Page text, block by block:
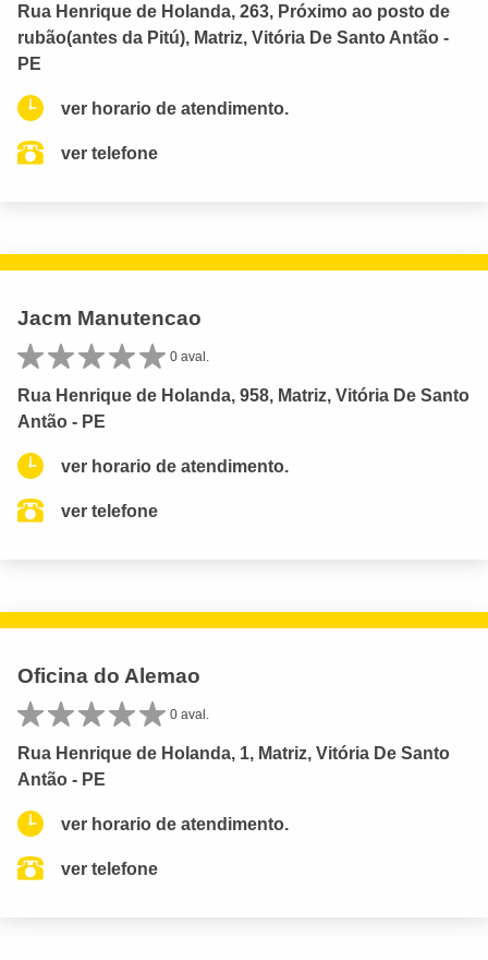
Rua Henrique de Holanda, 263, Próximo ao posto de
rubão(antes da Pitú), Matriz, Vitória De Santo Antão -
PE
ver horario de atendimento.
ver telefone
Jacm Manutencao
0 aval.
Rua Henrique de Holanda, 958, Matriz, Vitória De Santo
Antão - PE
ver horario de atendimento.
ver telefone
Oficina do Alemao
0 aval.
Rua Henrique de Holanda, 1, Matriz, Vitória De Santo
Antão - PE
ver horario de atendimento.
ver telefone